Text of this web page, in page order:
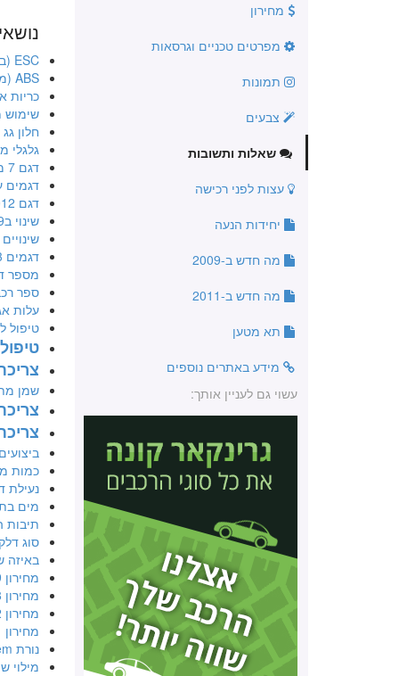
מחירון
מפרטים טכניים וגרסאות
תמונות
צבעים
שאלות ותשובות
עצות לפני רכישה
יחידות הנעה
מה חדש ב-2009
מה חדש ב-2011
תא מטען
מידע באתרים נוספים
עשוי גם לעניין אותך:
ESC (בקרת יציבות אלקטרונית)
ABS (מערכת למניעת נעילה בבלימה)
כריות
שימוש
חלון גג
גלגלי
דגם 7 מקומות
דגמים
דגם 2012
שינוי ב2009
שינויים
דגמים 3 דלתות
מספר
ספר
עלות
טיפול
טיפול
צריכת
שמן
צריכת
כמות
נעילת
מים
תיבות
סוג
באיזה
מחירון 2009 יד שנייה
מחירון 2008 יד שנייה
מחירון 2012
מחירון 2011 GLI
נורת Check 4*4 system
מילוי